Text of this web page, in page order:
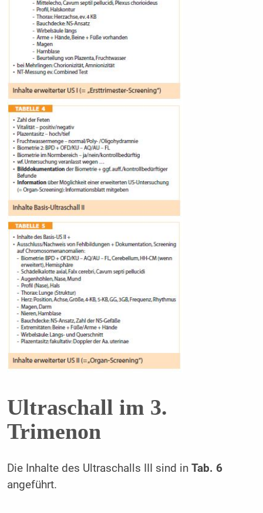
Ultraschall im 3.
Trimenon
Die Inhalte des Ultraschalls III sind in Tab. 6
angeführt.